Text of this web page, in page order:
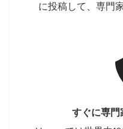
に投稿して、専門
すぐに専門